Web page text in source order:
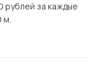
рублей за каждые
м.